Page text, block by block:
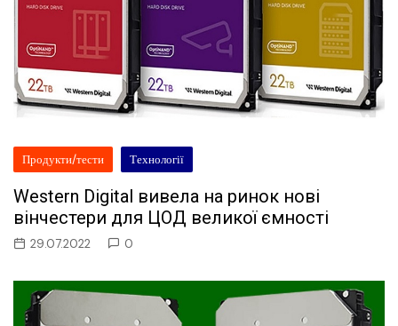
Продукти/тести Технології
Western Digital вивела на ринок нові
вінчестери для ЦОД великої ємності
29.07.2022 0